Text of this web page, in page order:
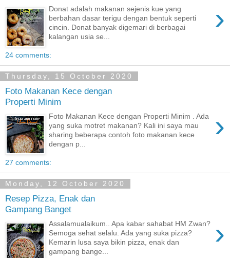
›
Donat adalah makanan sejenis kue yang
berbahan dasar terigu dengan bentuk seperti
cincin. Donat banyak digemari di berbagai
kalangan usia se...
24 comments:
Thursday, 15 October 2020
Foto Makanan Kece dengan
Properti Minim
›
Foto Makanan Kece dengan Properti Minim . Ada
yang suka motret makanan? Kali ini saya mau
sharing beberapa contoh foto makanan kece
dengan p...
27 comments:
Monday, 12 October 2020
Resep Pizza, Enak dan
Gampang Banget
›
Assalamualaikum.. Apa kabar sahabat HM Zwan?
Semoga sehat selalu. Ada yang suka pizza?
Kemarin lusa saya bikin pizza, enak dan
gampang bange...